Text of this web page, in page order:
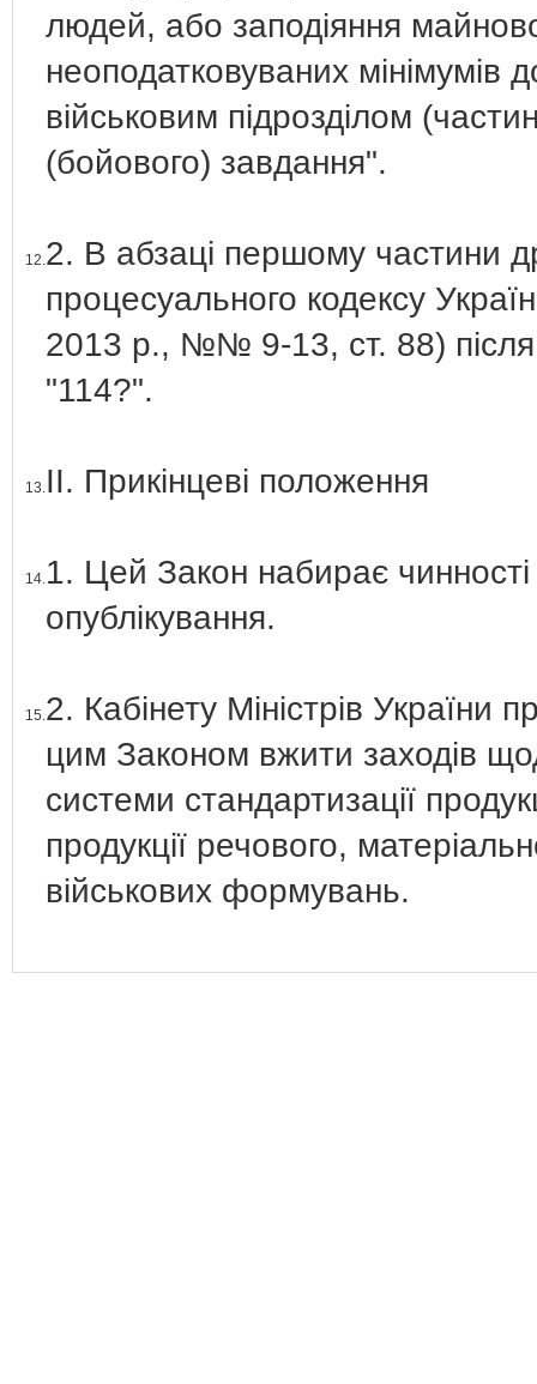
людей, або заподіяння
неоподатковуваних мінімумів
військовим підрозділом
(бойового) завдання".
12.2. В абзаці першому частини
процесуального кодексу
2013 р., №№ 9-13, ст. 88)
"114?".
13.ІІ. Прикінцеві положення
14.1. Цей Закон набирає
опублікування.
15.2. Кабінету Міністрів України
цим Законом вжити заходів
системи стандартизації
продукції речового,
військових формувань.